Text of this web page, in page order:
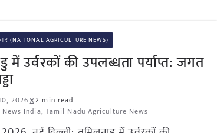
(NATIONAL AGRICULTURE NEWS)
में उर्वरकों की उपलब्धता पर्याप्त: जगत
2026
2 min read
India, Tamil Nadu Agriculture News